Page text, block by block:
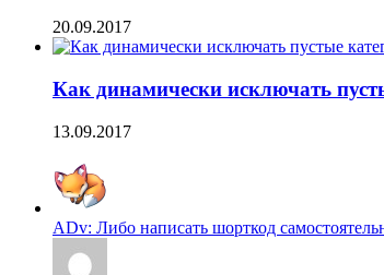
20.09.2017
Как динамически исключать
13.09.2017
ADv: Либо написать шорткод